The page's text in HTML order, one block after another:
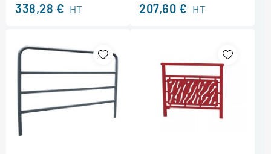
338,28 € HT 207,60 € HT